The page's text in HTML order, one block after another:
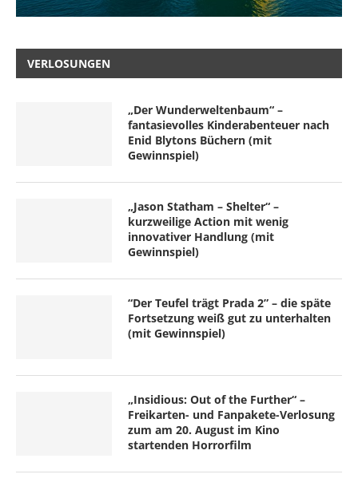
VERLOSUNGEN
„Der Wunderweltenbaum“ –
fantasievolles Kinderabenteuer nach
Enid Blytons Büchern (mit
Gewinnspiel)
„Jason Statham – Shelter“ –
kurzweilige Action mit wenig
innovativer Handlung (mit
Gewinnspiel)
“Der Teufel trägt Prada 2” – die späte
Fortsetzung weiß gut zu unterhalten
(mit Gewinnspiel)
„Insidious: Out of the Further“ –
Freikarten- und Fanpakete-Verlosung
zum am 20. August im Kino
startenden Horrorfilm